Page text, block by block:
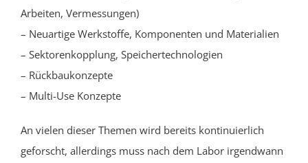
Arbeiten, Vermessungen)
– Neuartige Werkstoffe, Komponenten und Materialien
– Sektorenkopplung, Speichertechnologien
– Rückbaukonzepte
– Multi-Use Konzepte
An vielen dieser Themen wird bereits kontinuierlich
geforscht, allerdings muss nach dem Labor irgendwann